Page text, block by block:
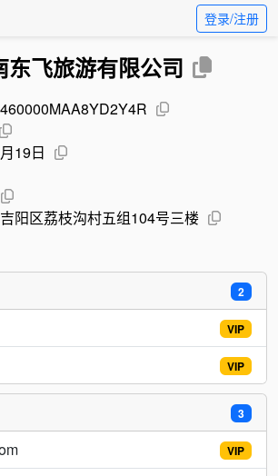
登录/注册
东飞旅游有限公司
19日
阳区荔枝沟村五组104号三楼
2
VIP
VIP
3
VIP